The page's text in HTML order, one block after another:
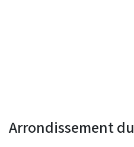
Arrondissement